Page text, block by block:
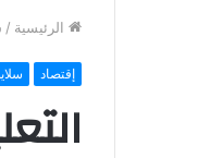
الرئيسية /
إقتصاد